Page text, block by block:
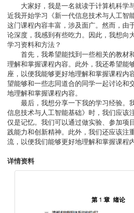
大家好，我是一名就读于计算机科学
近我开始学习《新一代信息技术与人工智
这门课程内容丰富，涉及面广。然而，由
论深度，我感到有些吃力。因此，我想向
学习资料和方法？
首先，我希望能找到一些相关的教材
理解和掌握课程内容。此外，我还希望能
座，以便我能够更好地理解和掌握课程内
望能够和一些志同道合的同学一起讨论和
地理解和掌握课程内容。
最后，我想分享一下我的学习经验。
信息技术与人工智能基础》时，我们应该
仅是记忆。我们可以通过做实验、参加项
践能力和创新精神。此外，我们还应该注
流，以便我们能够更好地理解和掌握课程内
详情资料